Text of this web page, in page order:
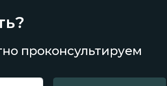
проконсультируем